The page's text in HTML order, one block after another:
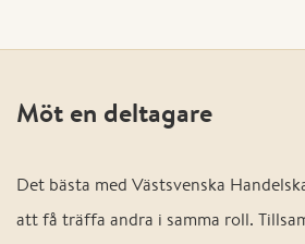
Möt en deltagare
Det bästa med Västsvenska
att få träffa andra i samma roll.